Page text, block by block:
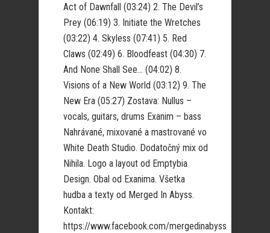
Act of Dawnfall (03:24) 2. The Devil’s
Prey (06:19) 3. Initiate the Wretches
(03:22) 4. Skyless (07:41) 5. Red
Claws (02:49) 6. Bloodfeast (04:30) 7.
And None Shall See… (04:02) 8.
Visions of a New World (03:12) 9. The
New Era (05:27) Zostava: Nullus –
vocals, guitars, drums Exanim – bass
Nahrávané, mixované a mastrované vo
White Death Studio. Dodatočný mix od
Nihila. Logo a layout od Emptybia
Design. Obal od Exanima. Všetka
hudba a texty od Merged In Abyss.
Kontakt:
https://www.facebook.com/mergedinabyss